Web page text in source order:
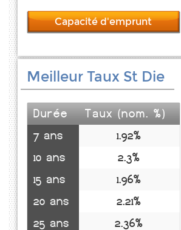
Capacité d'emprunt
Meilleur Taux St Die
Durée
Taux (nom. %)
7 ans
1.92%
10 ans
2.3%
15 ans
1.96%
20 ans
2.21%
25 ans
2.36%